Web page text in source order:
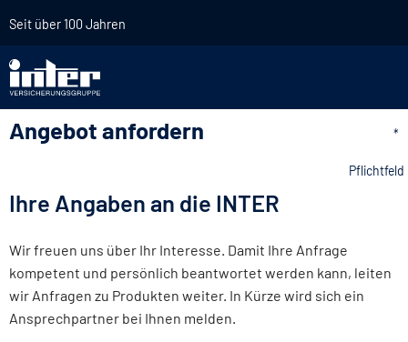
Seit über 100 Jahren
Angebot anfordern *
Pflichtfeld
Ihre Angaben an die INTER
Wir freuen uns über Ihr Interesse. Damit Ihre Anfrage
kompetent und persönlich beantwortet werden kann, leiten
wir Anfragen zu Produkten weiter. In Kürze wird sich ein
Ansprechpartner bei Ihnen melden.